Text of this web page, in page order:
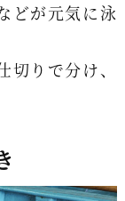
どが元気に泳
りで分け、